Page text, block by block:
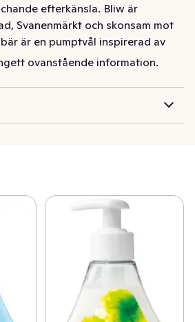
efterkänsla. Bliw är
Svanenmärkt och skonsam mot
är en pumptvål inspirerad av
och skogens bär med en doft av
är inspirerad av vår nordiska natur
är en pumptvål inspirerad av
och skogens bär med en doft av
och björnbär.
ovanstående information.